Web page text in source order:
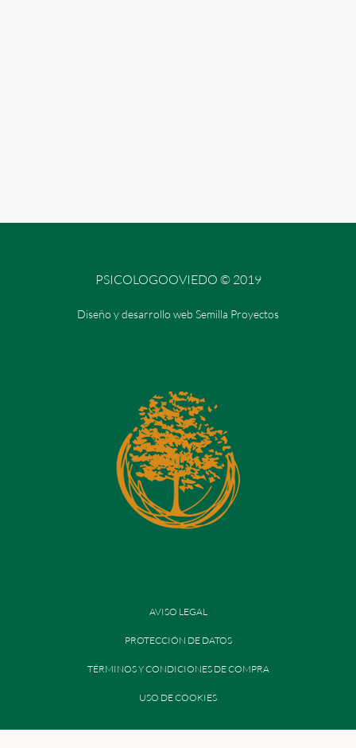
PSICOLOGOOVIEDO © 2019
Diseño y desarrollo web Semilla Proyectos
AVISO LEGAL
PROTECCIÓN DE DATOS
TÉRMINOS Y CONDICIONES DE COMPRA
USO DE COOKIES